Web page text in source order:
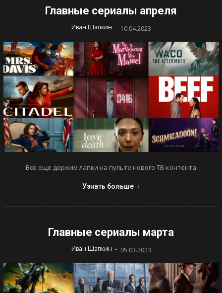
Главные сериалы апреля
Иван Шапкин - 10.04.2023
Все еще держим лапки на пульте нового ТВ-контента
Узнать больше
Главные сериалы марта
Иван Шапкин - 05.03.2023